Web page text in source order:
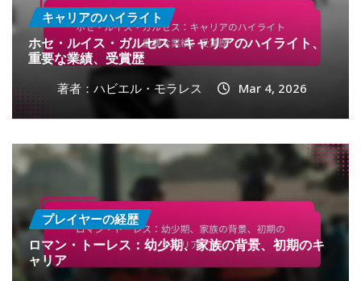
キャリアのハイライト
ホセ・ルイス・ガルセス：キャリアのハイライト、
重要な業績、受賞歴
著者：ハビエル・モラレス Mar 4, 2026
プレイヤーの経歴
ロマン・トーレス：幼少期、家族の背景、初期のキ
ャリア